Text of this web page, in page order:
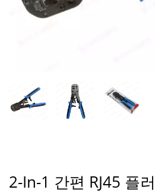
2-In-1 간편 RJ45 플